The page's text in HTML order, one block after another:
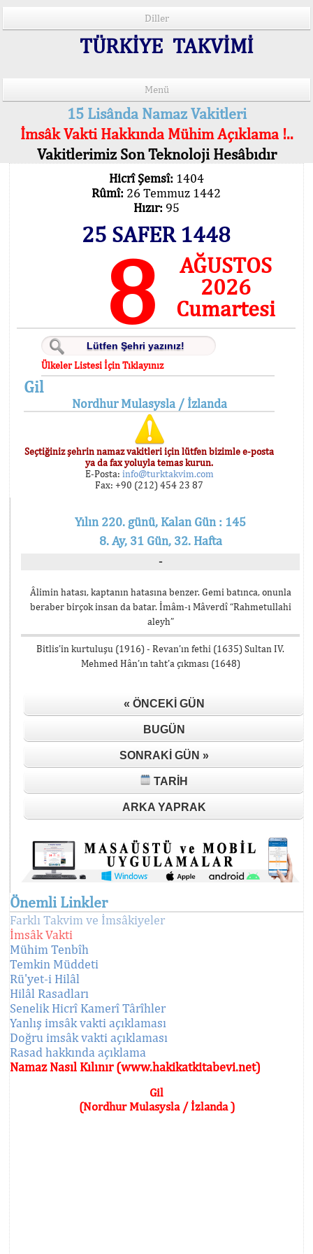
Diller
TÜRKİYE TAKVİMİ
Menü
15 Lisânda Namaz Vakitleri
İmsâk Vakti Hakkında Mühim Açıklama !..
Vakitlerimiz Son Teknoloji Hesâbıdır
Hicrî Şemsî: 1404
Rûmî: 26 Temmuz 1442
Hızır: 95
25 SAFER 1448
8
AĞUSTOS
2026
Cumartesi
Ülkeler Listesi İçin Tıklayınız
Gil
Nordhur Mulasysla / İzlanda
Seçtiğiniz şehrin namaz vakitleri için lütfen bizimle e-posta
ya da fax yoluyla temas kurun.
E-Posta: info@turktakvim.com
Fax: +90 (212) 454 23 87
Yılın 220. günü, Kalan Gün : 145
8. Ay, 31 Gün, 32. Hafta
-
Âlimin hatası, kaptanın hatasına benzer. Gemi batınca, onunla
beraber birçok insan da batar. İmâm-ı Mâverdî “Rahmetullahi
aleyh”
Bitlis’in kurtuluşu (1916) - Revan’ın fethi (1635) Sultan IV.
Mehmed Hân’ın taht’a çıkması (1648)
« ÖNCEKI GÜN
BUGÜN
SONRAKI GÜN »
TARIH
ARKA YAPRAK
Önemli Linkler
Farklı Takvim ve İmsâkiyeler
İmsâk Vakti
Mühim Tenbîh
Temkin Müddeti
Rü'yet-i Hilâl
Hilâl Rasadları
Senelik Hicrî Kamerî Târîhler
Yanlış imsâk vakti açıklaması
Doğru imsâk vakti açıklaması
Rasad hakkında açıklama
Namaz Nasıl Kılınır (www.hakikatkitabevi.net)
Gil
(Nordhur Mulasysla / İzlanda )